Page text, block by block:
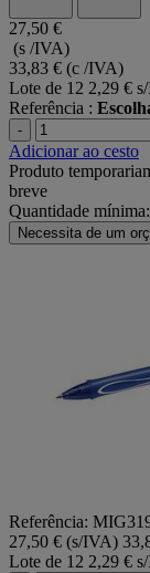
27,50 €
(s /IVA)
33,83 € (c /IVA)
Lote de 12 2,29 €
Referência :
-
Adicionar ao cesto
Produto
breve
Quantidade
Necessita de um
Referência:
27,50 € (s/IVA)
Lote de 12 2,29 €